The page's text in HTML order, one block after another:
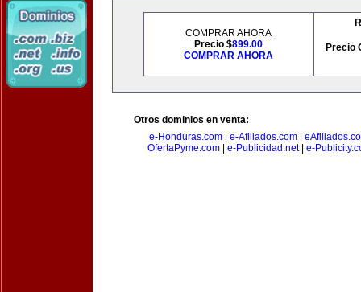
COMPRAR AHORA
Precio $899.00
COMPRAR AHORA
Precio
Otros dominios en venta:
e-Honduras.com| e-Afiliados.com|
OfertaPyme.com| e-Publicidad.net| e-